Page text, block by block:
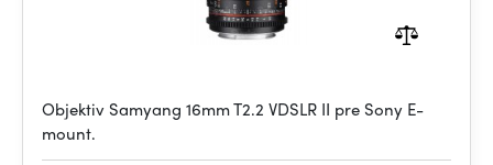
Objektiv Samyang 16mm T2.2 VDSLR II pre Sony E-
mount.